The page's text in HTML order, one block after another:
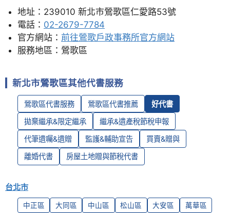
地址：239010 新北市鶯歌區仁愛路53號
電話： 02-2679-7784
官方網站： 前往鶯歌戶政事務所官方網站
服務地區：鶯歌區
新北市鶯歌區其他代書服務
鶯歌區代書服務 鶯歌區代書推薦 好代書
拋棄繼承&限定繼承 繼承&遺產稅節稅申報
代筆遺囑&遺贈 監護&輔助宣告 買賣&贈與
離婚代書 房屋土地贈與節稅代書
台北市
中正區 大同區 中山區 松山區 大安區
萬華區